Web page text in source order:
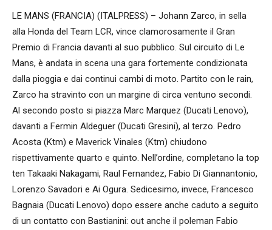
LE MANS (FRANCIA) (ITALPRESS) – Johann Zarco, in sella
alla Honda del Team LCR, vince clamorosamente il Gran
Premio di Francia davanti al suo pubblico. Sul circuito di Le
Mans, è andata in scena una gara fortemente condizionata
dalla pioggia e dai continui cambi di moto. Partito con le rain,
Zarco ha stravinto con un margine di circa ventuno secondi.
Al secondo posto si piazza Marc Marquez (Ducati Lenovo),
davanti a Fermin Aldeguer (Ducati Gresini), al terzo. Pedro
Acosta (Ktm) e Maverick Vinales (Ktm) chiudono
rispettivamente quarto e quinto. Nell’ordine, completano la top
ten Takaaki Nakagami, Raul Fernandez, Fabio Di Giannantonio,
Lorenzo Savadori e Ai Ogura. Sedicesimo, invece, Francesco
Bagnaia (Ducati Lenovo) dopo essere anche caduto a seguito
di un contatto con Bastianini: out anche il poleman Fabio